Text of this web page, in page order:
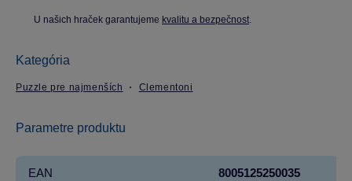
U našich hraček garantujeme kvalitu a bezpečnost.
Kategória
Puzzle pre najmenších Clementoni
Parametre produktu
EAN 8005125250035